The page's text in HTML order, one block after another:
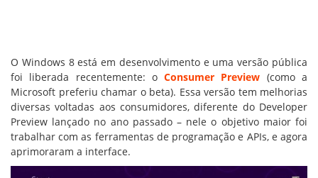
O Windows 8 está em desenvolvimento e uma versão pública
foi liberada recentemente: oConsumer Preview (como a
Microsoft preferiu chamar o beta). Essa versão tem melhorias
diversas voltadas aos consumidores, diferente do Developer
Preview lançado no ano passado – nele o objetivo maior foi
trabalhar com as ferramentas de programação e APIs, e agora
aprimoraram a interface.